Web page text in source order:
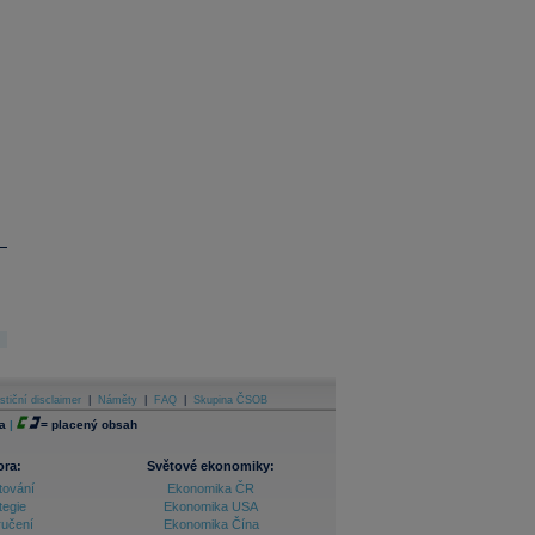
disclaimer Náměty FAQ Skupina ČSOB
| = placený obsah
Světové ekonomiky:
Ekonomika ČR
Ekonomika USA
Ekonomika Čína